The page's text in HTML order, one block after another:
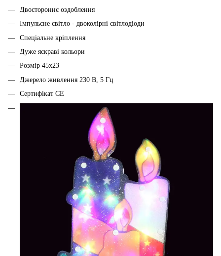
Двостороннє оздоблення
Імпульсне світло - двоколірні світлодіоди
Спеціальне кріплення
Дуже яскраві кольори
Розмір 45x23
Джерело живлення 230 В, 5 Гц
Сертифікат CE